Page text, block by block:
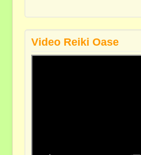
Video Reiki Oase